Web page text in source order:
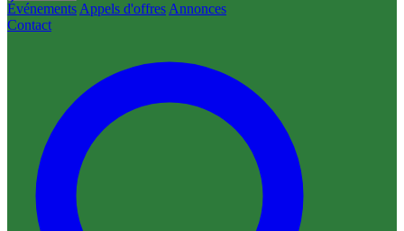
Événements Appels d'offres Annonces
Contact